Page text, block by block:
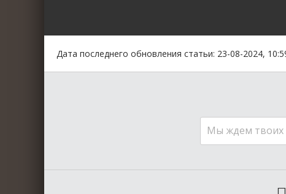
Дата последнего обновления статьи: 23-08-2024,
Мы ждем твоих